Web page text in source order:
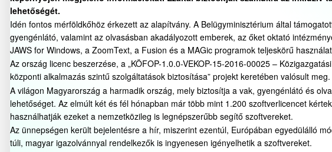
lehetőségét.
Idén fontos mérföldkőhöz érkezett az alapítvány. A Belügyminisztérium által
gyengénlátó, valamint az olvasásban akadályozott emberek, az őket oktató
JAWS for Windows, a ZoomText, a Fusion és a MAGic programok teljeskörű
Az ország licenc beszerzése, a „KÖFOP-1.0.0-VEKOP-15-2016-00025 –
központi alkalmazás szintű szolgáltatások biztosítása” projekt keretében valósult meg.
A világon Magyarország a harmadik ország, mely biztosítja a vak, gyengénlátó és
lehetőséget. Az elmúlt két és fél hónapban már több mint 1.200 szoftverlicencet
használhatják ezeket a nemzetközileg is legnépszerűbb segítő szoftvereket.
Az ünnepségen került bejelentésre a hír, miszerint ezentúl, Európában egyedülálló
túli, magyar igazolvánnyal rendelkezők is ingyenesen igényelhetik a szoftvereket.